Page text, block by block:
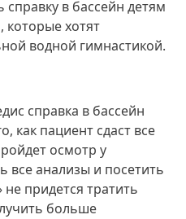
в бассейн детям
хотят
водной гимнастикой.
справка в бассейн
как пациент сдаст все
осмотр у
все анализы и посетить
придется тратить
больше